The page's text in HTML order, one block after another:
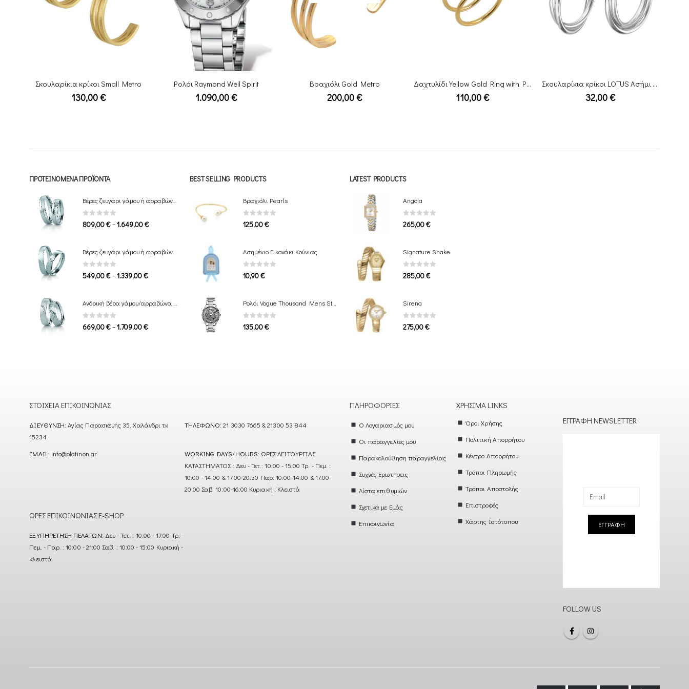
Ρολόι Raymond Weil Spirit
1.090,00€
Βραχιόλι Gold Metro
200,00€ 110,00€
Σκουλαρίκια κρίκοι LOTUS Ασήμι 925 LP3385-4/1
32,00€
Βραχιόλι LOTUS LS2111-2/3
39,00€
ΠΡΟΤΕΙΝΌΜΕΝΑ ΠΡΟΪΌΝΤΑ
0out of 5
809,00€ – 1.649,00€Price
through
0 out of 5
549,00€ – 1.339,00€Price
through
0 out of 5
669,00€ – 1.709,00€Price
BEST SELLING PRODUCTS
Βραχιόλι Pearls
0out of 5
125,00€
Ασημένιο Εικονάκι Κούνιας
0out of 5
10,90€
Ρολόι Vogue Thousand Mens Stainless Bracelet
0out of 5
135,00€
LATEST PRODUCTS
Angola
0 out of 5
265,00€
Signature Snake
0out of 5
285,00€
Sirena
0out of 5
275,00€
ΣΤΟΙΧΕΊΑ ΕΠΙΚΟΙΝΩΝΊΑΣ
ΔΙΕΎΘΥΝΣΗ: Αγίας Παρασκευής 35, Χαλάνδρι τκ
15234
ΤΗΛΈΦΩΝΟ: 21 3030 7665 & 21300 53 844
EMAIL: info@platinon.gr WORKING DAYS/HOURS: ΩΡΕΣ ΛΕΙΤΟΥΡΓΙΑΣ
ΚΑΤΑΣΤΗΜΑΤΟΣ : Δευ - Τετ.: 10:00 - 15:00 Τρ. - Πεμ. :
10:00 - 14:00 & 17:00-20:30 Παρ: 10:00-14:00 & 17:00-
20:00 Σαβ: 10:00-16:00 Κυριακή : Κλειστά
ΏΡΕΣ ΕΠΙΚΟΙΝΩΝΊΑΣ E-SHOP
ΕΞΥΠΗΡΈΤΗΣΗ ΠΕΛΑΤΏΝ: Δευ - Τετ. : 10:00 - 17:00 Τρ. -
Πεμ. - Παρ. : 10:00 - 21:00 Σαβ. : 10:00 - 15:00 Κυριακή -
κλειστά
ΠΛΗΡΟΦΟΡΊΕΣ
Ο Λογαριασμός μου
Οι παραγγελίες μου
Παρακολούθηση παραγγελίας
Συχνές Ερωτήσεις
Λίστα επιθυμιών
Σχετικά με Εμάς
Επικοινωνία
ΧΡΉΣΙΜΑ LINKS
Όροι Χρήσης
Πολιτική Απορρήτου
Κέντρο Απορρήτου
Τρόποι Πληρωμής
Τρόποι Αποστολής
Επιστροφές
Χάρτης Ιστότοπου
ΕΓΓΡΑΦΉ NEWSLETTER
ΕΓΓΡΑΦΗ
FOLLOW US